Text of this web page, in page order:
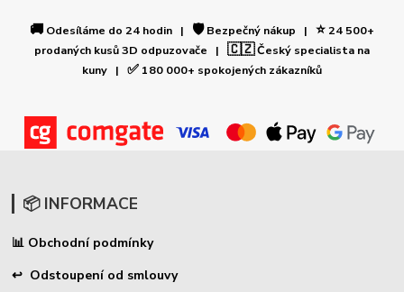
🚚 Odesíláme do 24 hodin | 🛡️Bezpečný nákup | ⭐24 500+
prodaných kusů 3D odpuzovače | 🇨🇿Český specialista na
kuny | ✅ 180 000+ spokojených zákazníků
📦 INFORMACE
📊 Obchodní podmínky
↩ Odstoupení od smlouvy